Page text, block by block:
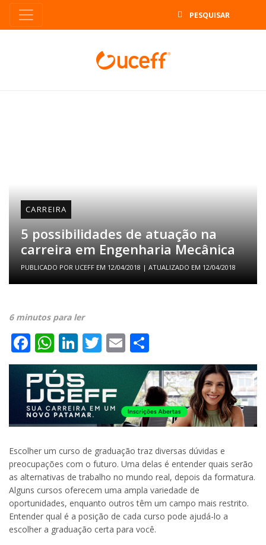
CARREIRA
5 possibilidades de atuação na
carreira em Engenharia Mecânica
PUBLICADO POR UCEFF EM 12/04/2018 | ATUALIZADO EM 12/04/2018
6 minutos para ler
Facebook
WhatsApp
LinkedIn
Twitter
Email
Escolher um curso de graduação traz diversas dúvidas e
preocupações com o futuro. Uma delas é entender quais serão
as alternativas de trabalho no mundo real, depois da formatura.
Alguns cursos oferecem uma ampla variedade de
oportunidades, enquanto outros têm um campo mais restrito.
Entender qual é a posição de cada curso pode ajudá-lo a
escolher a graduação certa para você.